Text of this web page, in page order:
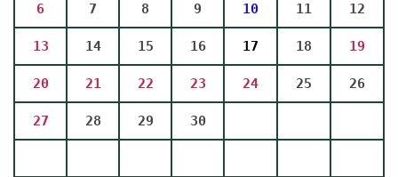
6 7 8 9 10 11 12
13 14 15 16 17 18 19
20 21 22 23 24 25 26
27 28 29 30